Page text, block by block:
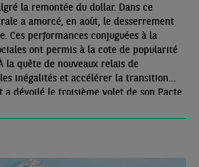
la remontée du dollar. Dans ce
a amorcé, en août, le desserrement
Ces performances conjuguées à la
ont permis à la cote de popularité
la quête de nouveaux relais de
inégalités et accélérer la transition
a dévoilé le troisième volet de son Pacte
nouveau cadre budgétaire